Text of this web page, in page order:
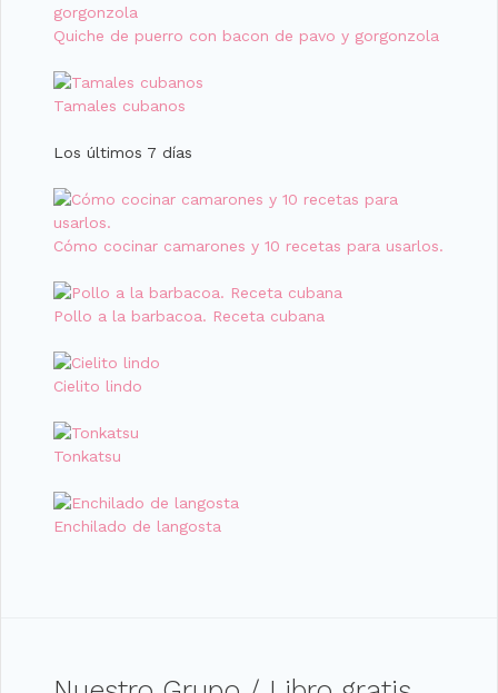
Quiche de puerro con bacon de pavo y gorgonzola
Tamales cubanos
Los últimos 7 días
Cómo cocinar camarones y 10 recetas para usarlos.
Pollo a la barbacoa. Receta cubana
Cielito lindo
Tonkatsu
Enchilado de langosta